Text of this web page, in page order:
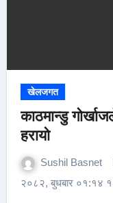
खेलजगत
काठमान्डु
हरायो
Sushil Basnet
२०८२, बुधबार ०१:१४